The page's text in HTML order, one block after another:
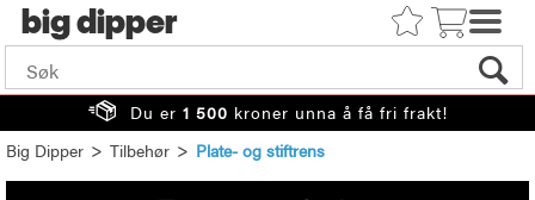
big
Du er 1 500 kroner unna å få fri frakt!
Big Dipper>Tilbehør>Plate- og stiftrens